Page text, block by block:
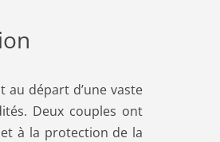
au départ d’une vaste
Deux couples ont
à la protection de la